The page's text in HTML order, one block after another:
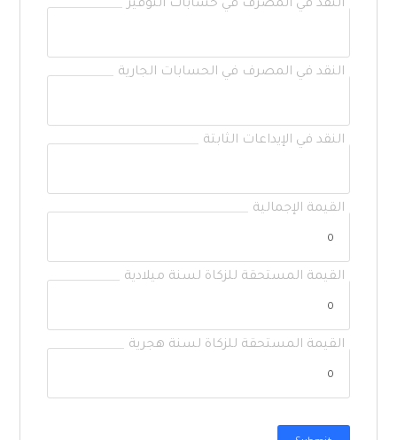
النقد في المصرف في حسابات التوفير
النقد في المصرف في الحسابات الجارية
النقد في الإيداعات الثابتة
القيمة الإجمالية
القيمة المستحقة للزكاة لسنة ميلادية
القيمة المستحقة للزكاة لسنة هجرية